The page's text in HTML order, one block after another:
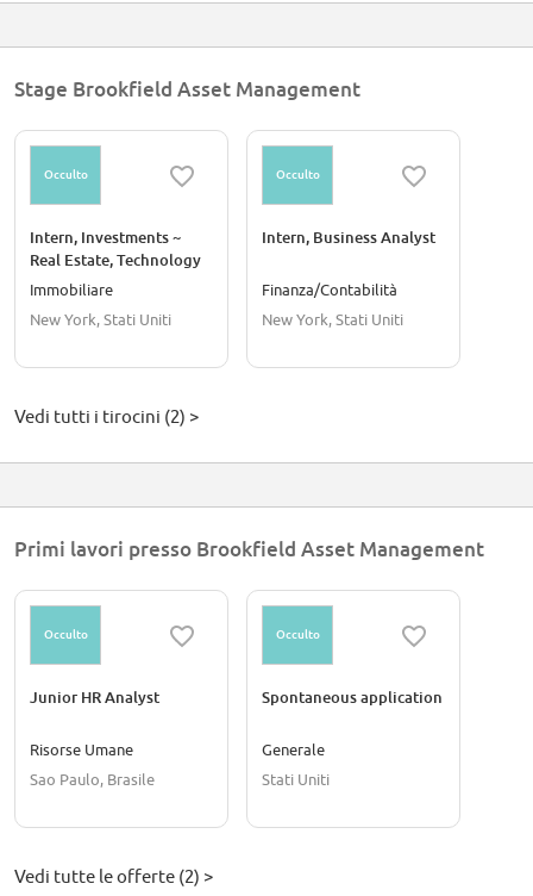
Stage Brookfield Asset Management
Occulto
Intern, Investments ~
Real Estate, Technology
& Growth Team
Immobiliare
New York, Stati Uniti
Occulto
Intern, Business Analyst
Finanza/Contabilità
New York, Stati Uniti
Vedi tutti i tirocini (2) >
Primi lavori presso Brookfield Asset Management
Occulto
Junior HR Analyst
Risorse Umane
Sao Paulo, Brasile
Occulto
Spontaneous application
Generale
Stati Uniti
Vedi tutte le offerte (2) >